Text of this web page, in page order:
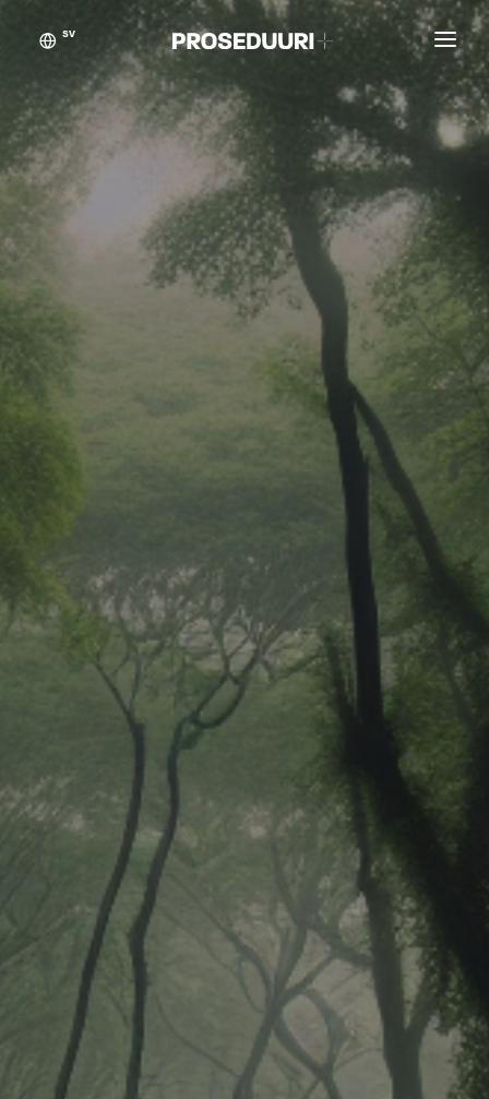
SV
Kundberättelser
Proseduuri
Kontakt